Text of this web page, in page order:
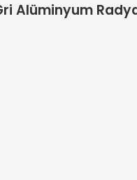
Alüminyum